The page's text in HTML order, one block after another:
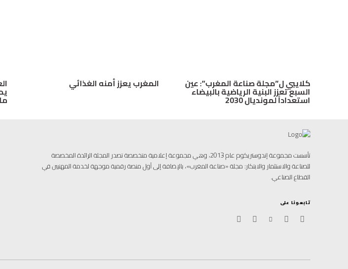
كلايبي ل”مجلة صناعة المغرب”: عين
السبع تعزز البنية الرياضية بالبيضاء
استعداداً لمونديال 2030
المغرب يعزز أمنه الغذائي
تأسست مجموعة إندوستريكوم عام 2013، وهي مجموعة إعلامية متخصصة تصدر المجلة الرائدة المخصصة
للصناعة والاستثمار والابتكار: مجلة «صناعة المغرب»، بالإضافة إلى أول منصة رقمية موجهة لخدمة المهنيين في
القطاع الصناعي.
تابعونا على